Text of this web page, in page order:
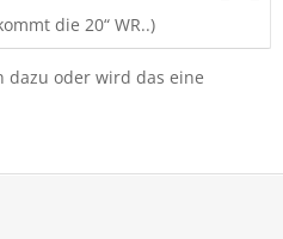
die 20“ WR..)
dazu oder wird das eine